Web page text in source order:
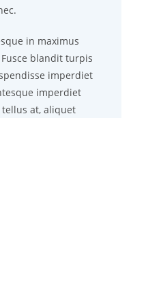
in maximus
blandit turpis
imperdiet
imperdiet
at, aliquet